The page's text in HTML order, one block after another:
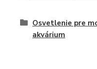
Osvetlenie pre
akvárium